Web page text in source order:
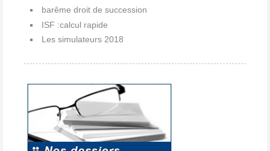
barême droit de succession
ISF :calcul rapide
Les simulateurs 2018